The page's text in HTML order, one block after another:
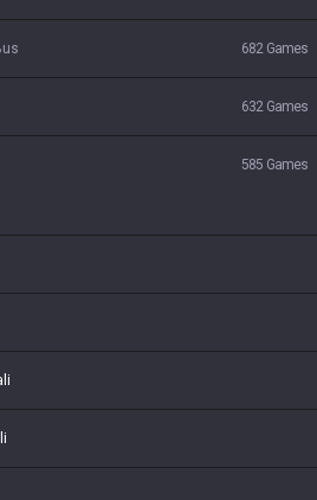
682 Games
632 Games
585 Games